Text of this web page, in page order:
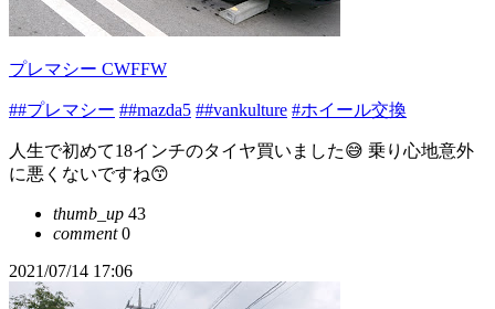
プレマシー CWFFW
##プレマシー ##mazda5 ##vankulture #ホイール交換
人生で初めて18インチのタイヤ買いました😅 乗り心地意外
に悪くないですね😙
thumb_up 43
comment0
2021/07/14 17:06